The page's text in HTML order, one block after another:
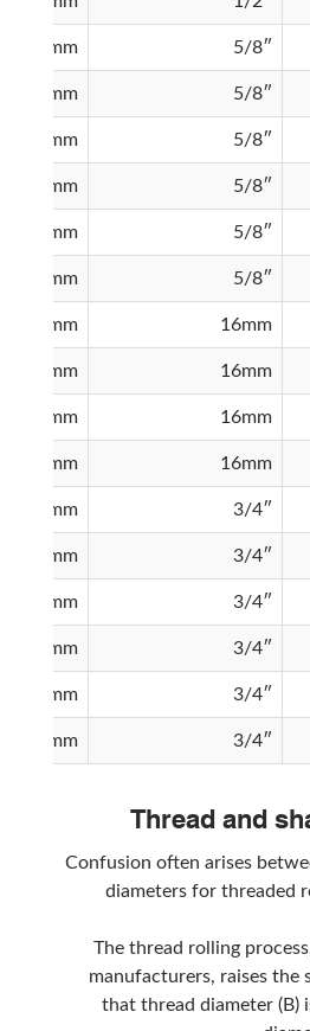
5/8″
1200mm
5/8″
1500mm
5/8″
1800mm
5/8″
2100mm
5/8″
2400mm
5/8″
3000mm
16mm
1500mm
16mm
1800mm
16mm
2400mm
16mm
3000mm
3/4″
1200mm
3/4″
1500mm
3/4″
1800mm
3/4″
2100mm
3/4″
2400mm
3/4″
3000mm
Thread and
Confusion often arises
diameters for threaded
The thread rolling
manufacturers, raises the
that thread diameter (B)